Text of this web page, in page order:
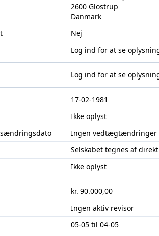
2600 Glostrup
Danmark
Nej
Log ind for at se
Log ind for at se
17-02-1981
Ikke oplyst
Ingen vedtægtændringer
Selskabet tegnes af
Ikke oplyst
kr. 90.000,00
Ingen aktiv revisor
05-05 til 04-05